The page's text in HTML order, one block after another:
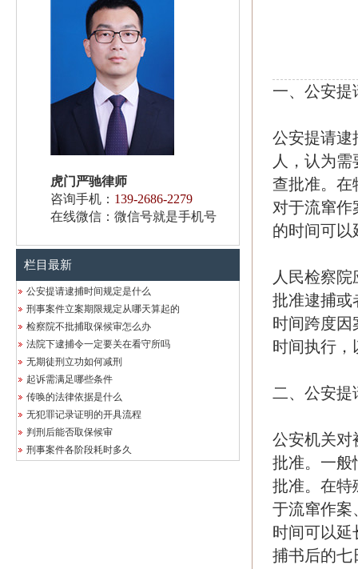
虎门严驰律师
咨询手机： 139-2686-2279
在线微信：微信号就是手机号
栏目最新
公安提请逮捕时间规定是什么
刑事案件立案期限规定从哪天算起的
检察院不批捕取保候审怎么办
法院下逮捕令一定要关在看守所吗
无期徒刑立功如何减刑
起诉需满足哪些条件
传唤的法律依据是什么
无犯罪记录证明的开具流程
判刑后能否取保候审
刑事案件各阶段耗时多久
一、公安提
公安提请逮
人，认为
查批准。在
对于流窜作
的时间可以
人民检察
批准逮捕或
时间跨度因
时间执行，
二、公安提
公安机关对
批准。一般
批准。在特
于流窜作案
时间可以延
捕书后的七